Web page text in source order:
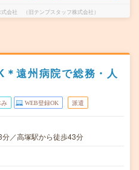
会社 （旧テンプスタッフ株式会社）
＊遠州病院で総務・人
み WEB登録OK 派遣
／高塚駅から徒歩43分